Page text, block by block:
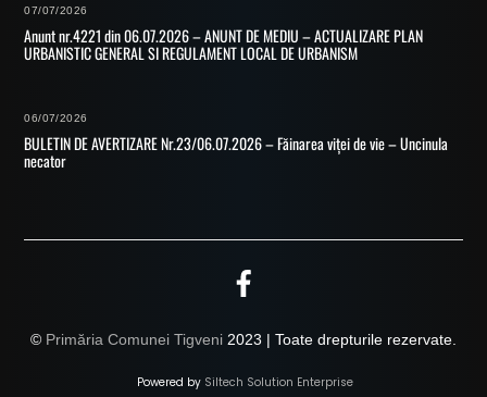
07/07/2026
Anunt nr.4221 din 06.07.2026 – ANUNT DE MEDIU – ACTUALIZARE PLAN
URBANISTIC GENERAL SI REGULAMENT LOCAL DE URBANISM
06/07/2026
BULETIN DE AVERTIZARE Nr.23/06.07.2026 – Făinarea viței de vie – Uncinula
necator
© Primăria Comunei Tigveni 2023 | Toate drepturile rezervate.
Powered by Siltech Solution Enterprise